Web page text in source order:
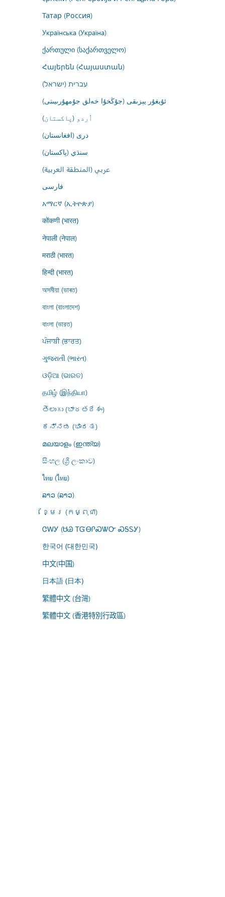
Татар (Россия)
Українська (Україна)
ქართული (საქართველო)
Հայերեն (Հայաստան)
עברית (ישראל)
ئۇيغۇر يېزىقى (جۇڭخۇا خەلق جۇمھۇرىيىتى)
اُردو (پاکستان)
درى (افغانستان)
سنڌي (پاکستان)
عربي (المنطقة العربية)
فارسى
አማርኛ (ኢትዮጵያ)
कोंकणी (भारत)
नेपाली (नेपाल)
मराठी (भारत)
हिन्दी (भारत)
অসমীয়া (ভাৰত)
বাংলা (বাংলাদেশ)
বাংলা (ভারত)
ਪੰਜਾਬੀ (ਭਾਰਤ)
ગુજરાતી (ભારત)
ଓଡ଼ିଆ (ଭାରତ)
தமிழ் (இந்தியா)
తెలుగు (భారతదేశం)
ಕನ್ನಡ (ಭಾರತ)
മലയാളം (ഇന്ത്യ)
සිංහල (ශ්‍රී ලංකාව)
ไทย (ไทย)
ລາວ (ລາວ)
ខ្មែរ (កម្ពុជា)
ᏣᎳᎩ (ᏌᏊ ᎢᏳᎾᎵᏍᏔᏅ ᏍᎦᏚᎩ)
한국어 (대한민국)
中文(中国)
日本語 (日本)
繁體中文 (台灣)
繁體中文 (香港特別行政區)